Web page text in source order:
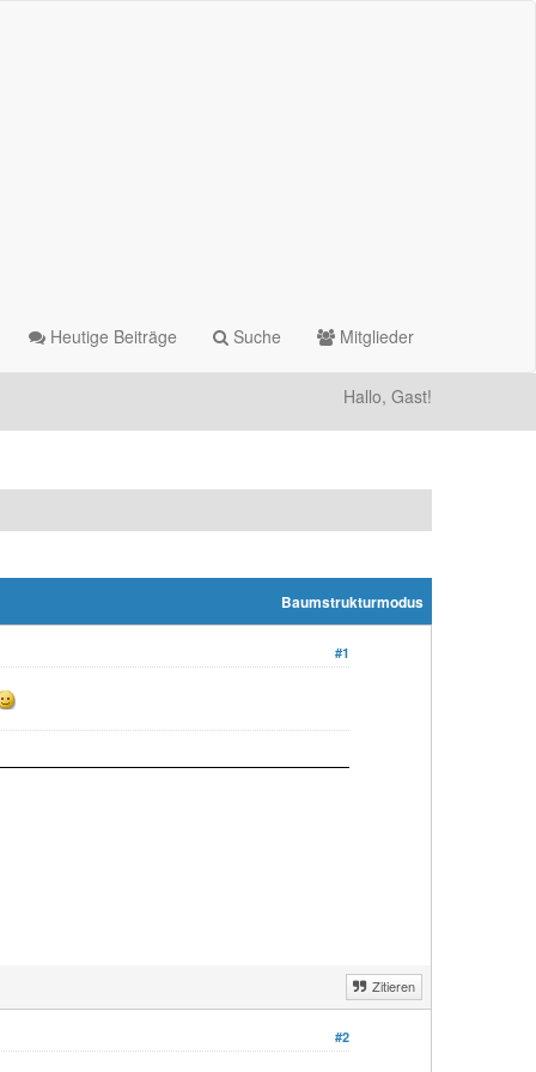
Heutige Beiträge Suche Mitglieder
Hallo, Gast!
Baumstrukturmodus
#1
Zitieren
#2